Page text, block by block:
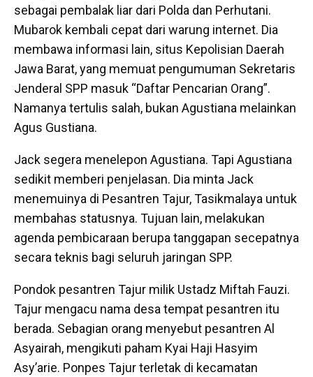
sebagai pembalak liar dari Polda dan Perhutani.
Mubarok kembali cepat dari warung internet. Dia
membawa informasi lain, situs Kepolisian Daerah
Jawa Barat, yang memuat pengumuman Sekretaris
Jenderal SPP masuk “Daftar Pencarian Orang”.
Namanya tertulis salah, bukan Agustiana melainkan
Agus Gustiana.
Jack segera menelepon Agustiana. Tapi Agustiana
sedikit memberi penjelasan. Dia minta Jack
menemuinya di Pesantren Tajur, Tasikmalaya untuk
membahas statusnya. Tujuan lain, melakukan
agenda pembicaraan berupa tanggapan secepatnya
secara teknis bagi seluruh jaringan SPP.
Pondok pesantren Tajur milik Ustadz Miftah Fauzi.
Tajur mengacu nama desa tempat pesantren itu
berada. Sebagian orang menyebut pesantren Al
Asyairah, mengikuti paham Kyai Haji Hasyim
Asy’arie. Ponpes Tajur terletak di kecamatan